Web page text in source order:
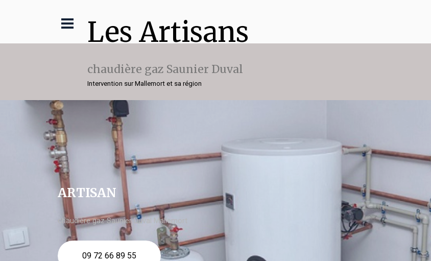
Les Artisans
chaudière gaz Saunier Duval
Intervention sur Mallemort et sa région
ARTISAN
chaudière gaz Saunier Duval Mallemort
09 72 66 89 55